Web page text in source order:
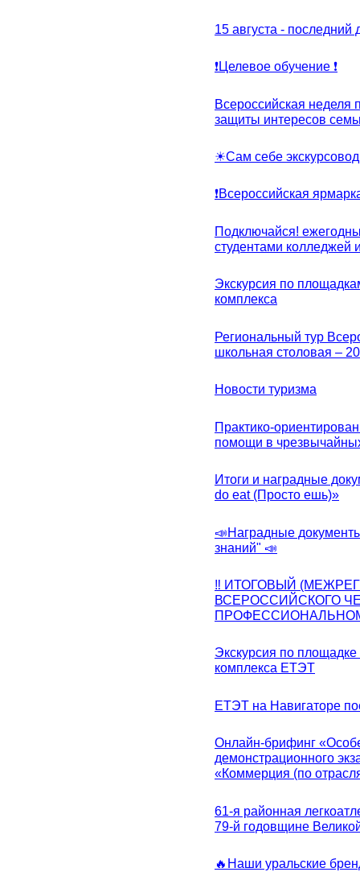
15 августа - последний
❗Целевое обучение ❗
Всероссийская
защиты интересов
☀Сам себе экскурсовод
❗Всероссийская
Подключайся!
студентами колледжей
Экскурсия по
комплекса
Региональный тур
школьная столовая –
Новости туризма
Практико-
помощи в
Итоги и наградные
do eat (Просто ешь)»
📣Наградные
знаний" 📣
‼ ИТОГОВЫЙ
ВСЕРОССИЙСКОГО
Экскурсия по
комплекса ЕТЭТ
ЕТЭТ на Навигаторе
Онлайн-брифинг
демонстрационного
«Коммерция (по
61-я районная
79-й годовщине
🔥Наши уральские